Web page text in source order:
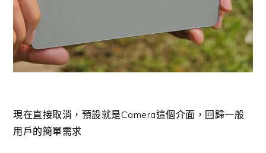
現在直接取消，預設就是Camera這個介面，回歸一般
用戶的簡單需求